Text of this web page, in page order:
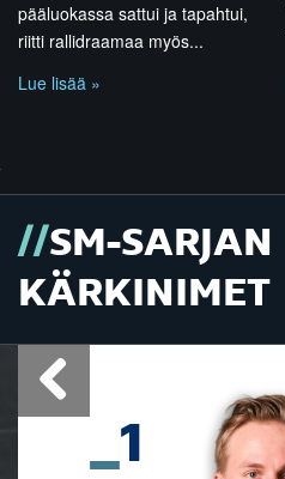
pääluokassa sattui ja tapahtui,
riitti rallidraamaa myös...
Lue lisää »
SM-SARJAN
KÄRKINIMET
1